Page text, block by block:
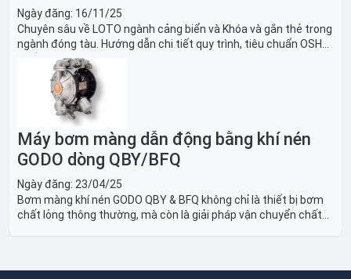
Ngày đăng: 16/11/25
Chuyên sâu về LOTO ngành cảng biển và Khóa và gắn thẻ trong
ngành đóng tàu. Hướng dẫn chi tiết quy trình, tiêu chuẩn OSHA,
thiết bị và Giải pháp LOTO trong công nghiệp đóng tàu toàn
Máy bơm màng dẫn động bằng khí nén
GODO dòng QBY/BFQ
Ngày đăng: 23/04/25
Bơm màng khí nén GODO QBY & BFQ không chỉ là thiết bị bơm
chất lỏng thông thường, mà còn là giải pháp vận chuyển chất